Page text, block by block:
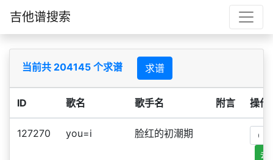
吉他谱搜索
当前共 204145 个求谱 求谱
ID 歌名 歌手名 附言 操作
127270 you=i 脸红的初潮期
去